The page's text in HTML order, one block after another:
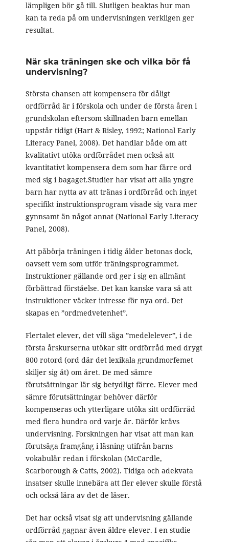
lämpligen bör gå till. Slutligen beaktas hur man
kan ta reda på om undervisningen verkligen ger
resultat.
När ska träningen ske och vilka bör få
undervisning?
Största chansen att kompensera för dåligt
ordförråd är i förskola och under de första åren i
grundskolan eftersom skillnaden barn emellan
uppstår tidigt (Hart & Risley, 1992; National Early
Literacy Panel, 2008). Det handlar både om att
kvalitativt utöka ordförrådet men också att
kvantitativt kompensera dem som har färre ord
med sig i bagaget.Studier har visat att alla yngre
barn har nytta av att tränas i ordförråd och inget
specifikt instruktionsprogram visade sig vara mer
gynnsamt än något annat (National Early Literacy
Panel, 2008).
Att påbörja träningen i tidig ålder betonas dock,
oavsett vem som utför träningsprogrammet.
Instruktioner gällande ord ger i sig en allmänt
förbättrad förståelse. Det kan kanske vara så att
instruktioner väcker intresse för nya ord. Det
skapas en ”ordmedvetenhet”.
Flertalet elever, det vill säga ”medelelever”, i de
första årskurserna utökar sitt ordförråd med drygt
800 rotord (ord där det lexikala grundmorfemet
skiljer sig åt) om året. De med sämre
förutsättningar lär sig betydligt färre. Elever med
sämre förutsättningar behöver därför
kompenseras och ytterligare utöka sitt ordförråd
med flera hundra ord varje år. Därför krävs
undervisning. Forskningen har visat att man kan
förutsäga framgång i läsning utifrån barns
vokabulär redan i förskolan (McCardle,
Scarborough & Catts, 2002). Tidiga och adekvata
insatser skulle innebära att fler elever skulle förstå
och också lära av det de läser.
Det har också visat sig att undervisning gällande
ordförråd gagnar även äldre elever. I en studie